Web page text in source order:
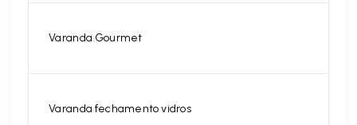
Varanda Gourmet
Varanda fechamento vidros